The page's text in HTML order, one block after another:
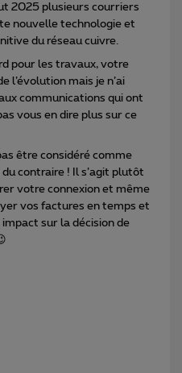
2025 plusieurs courriers
nouvelle technologie et
du réseau cuivre.
pour les travaux, votre
l’évolution mais je n’ai
communications qui ont
vous en dire plus sur ce
être considéré comme
contraire ! Il s’agit plutôt
votre connexion et même
vos factures en temps et
impact sur la décision de